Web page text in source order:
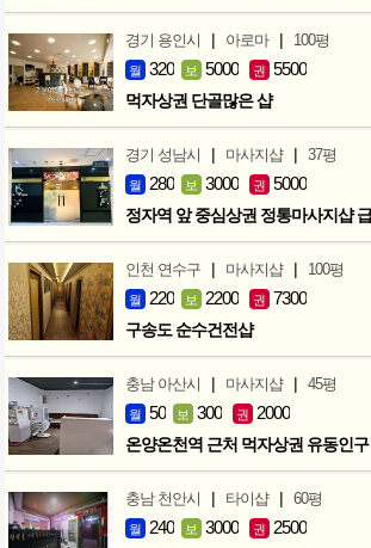
경기 용인시 | 아로마 | 100평
월 320 보 5000 권 5500
먹자상권 단골많은 샵
경기 성남시 | 마사지샵 | 37평
월 280 보 3000 권 5000
정자역 앞 중심상권 정통마사지샵
인천 연수구 | 마사지샵 | 100평
월 220 보 2200 권 7300
구송도 순수건전샵
충남 아산시 | 마사지샵 | 45평
월 50 보 300 권 2000
온양온천역 근처 먹자상권 유동인
충남 천안시 | 타이샵 | 60평
월 240 보 3000 권 2500